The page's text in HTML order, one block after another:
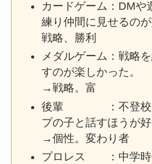
カードゲーム：DMや
練り仲間に見せるの
戦略、勝利
メダルゲーム：戦略
すのが楽
→戦略。富
後輩 ：不登校や
プの子と話すほう
→個性。変わり者
プロレス ：中学時